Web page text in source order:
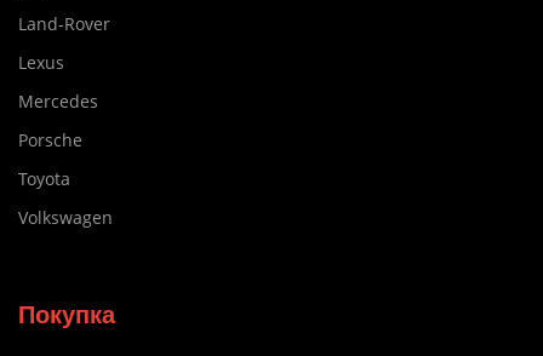
Land-Rover
Lexus
Mercedes
Porsche
Toyota
Volkswagen
Покупка